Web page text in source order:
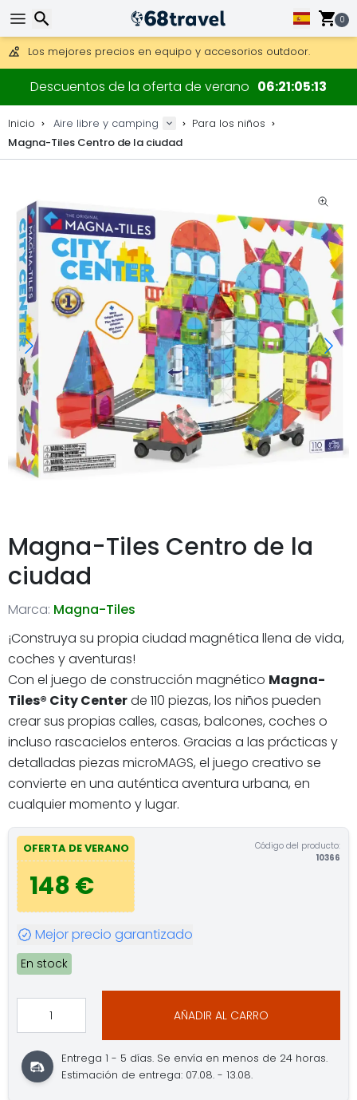
0
Envío DHL 1 día disponible.
30 días para devoluciones, 90 días para mapas de madera
Los mejores precios en equipo y accesorios outdoor.
Descuentos de la oferta de verano 06 21 05 13
Inicio Aire libre y camping
Para los niños
Magna-Tiles Centro de la ciudad
Magna-Tiles Centro de la
ciudad
Marca: Magna-Tiles
¡Construya su propia ciudad magnética llena de vida,
coches y aventuras!
Con el juego de construcción magnético Magna-
Tiles® City Centerde 110 piezas, los niños pueden
crear sus propias calles, casas, balcones, coches o
incluso rascacielos enteros. Gracias a las prácticas y
detalladas piezas microMAGS, el juego creativo se
convierte en una auténtica aventura urbana, en
cualquier momento y lugar.
OFERTA DE VERANO
148 €
Código del producto:
10366
Mejor precio garantizado
En stock
AÑADIR AL CARRO
Entrega 1 - 5 días. Se envía en menos de 24 horas.
Estimación de entrega: 07.08. - 13.08.
Buscar